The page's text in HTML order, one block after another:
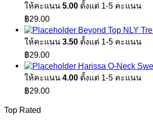
ให้คะแนน 5.00 ตั้งแต่ 1-5 คะแนน
฿29.00
Beyond Top NLY
ให้คะแนน 3.50 ตั้งแต่ 1-5 คะแนน
฿29.00
Harissa O-Neck
ให้คะแนน 4.00 ตั้งแต่ 1-5 คะแนน
฿29.00
Top Rated